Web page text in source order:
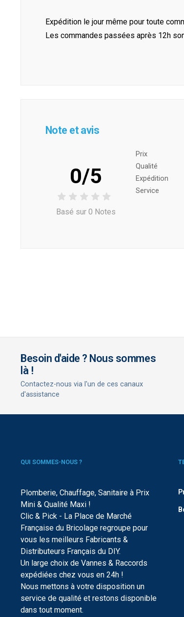
Expédition le jour même pour toute
Les commandes passées après 12h
Note et avis
0/5
Basé sur 0 Notes
Prix ​​
Qualité
Expédition
Service
Besoin d'aide ? Nous sommes
là !
Contactez-nous via l'un de ces canaux
d'assistance
QUI SOMMES-NOUS ?
Plomberie, Chauffage, Sanitaire à Prix
Mini & Qualité Maxi !
Clic & Pick - La Place de Marché
Française du Bricolage regroupe pour
vous les meilleurs Fabricants &
Distributeurs Français du DIY.
Un large choix de Vannes & Raccords
expédiées chez vous en 24h !
Nous mettons à votre disposition un
service de qualité et restons disponible
dans tout moment.